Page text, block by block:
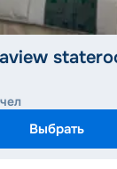
Выбрать